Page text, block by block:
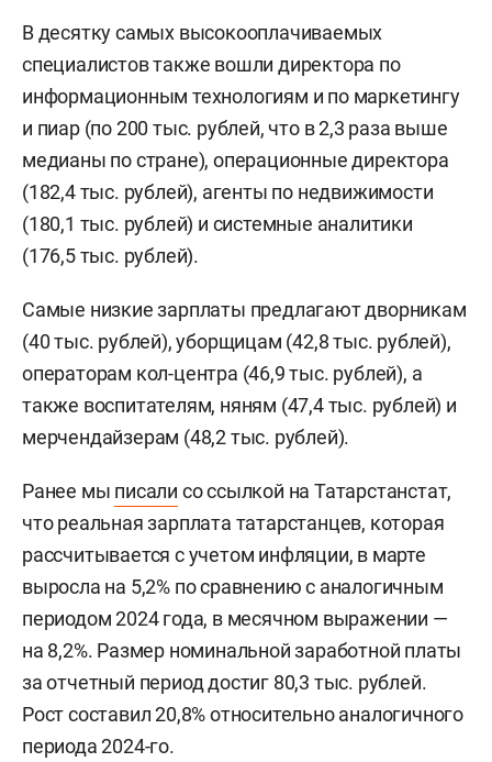
В десятку самых высокооплачиваемых
специалистов также вошли директора по
информационным технологиям и по маркетингу
и пиар (по 200 тыс. рублей, что в 2,3 раза выше
медианы по стране), операционные директора
(182,4 тыс. рублей), агенты по недвижимости
(180,1 тыс. рублей) и системные аналитики
(176,5 тыс. рублей).
Самые низкие зарплаты предлагают дворникам
(40 тыс. рублей), уборщицам (42,8 тыс. рублей),
операторам кол-центра (46,9 тыс. рублей), а
также воспитателям, няням (47,4 тыс. рублей) и
мерчендайзерам (48,2 тыс. рублей).
Ранее мы писали со ссылкой на Татарстанстат,
что реальная зарплата татарстанцев, которая
рассчитывается с учетом инфляции, в марте
выросла на 5,2% по сравнению с аналогичным
периодом 2024 года, в месячном выражении —
на 8,2%. Размер номинальной заработной платы
за отчетный период достиг 80,3 тыс. рублей.
Рост составил 20,8% относительно аналогичного
периода 2024-го.